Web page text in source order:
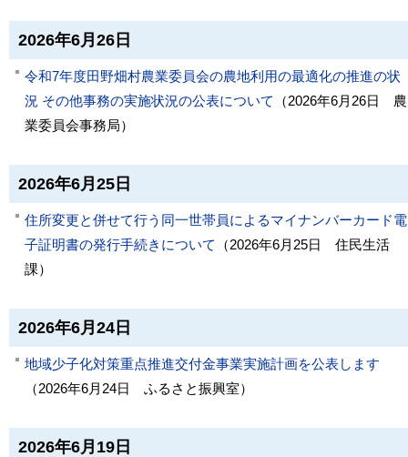
2026年6月26日
令和7年度田野畑村農業委員会の農地利用の最適化の推進の状
況 その他事務の実施状況の公表について
（2026年6月26日
農
業委員会事務局）
2026年6月25日
住所変更と併せて行う同一世帯員によるマイナンバーカード電
子証明書の発行手続きについて
（2026年6月25日
住民生活
課）
2026年6月24日
地域少子化対策重点推進交付金事業実施計画を公表します
（2026年6月24日 ふるさと振興室）
2026年6月19日